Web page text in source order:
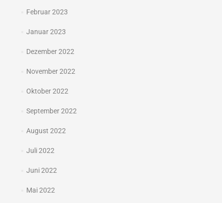
Februar 2023
Januar 2023
Dezember 2022
November 2022
Oktober 2022
September 2022
August 2022
Juli 2022
Juni 2022
Mai 2022